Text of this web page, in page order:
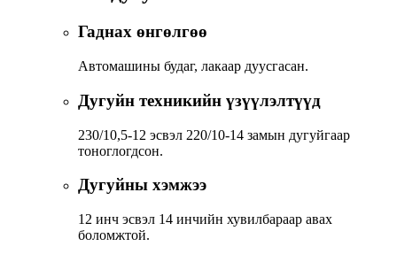
Гаднах өнгөлгөө
Автомашины будаг, лакаар дуусгасан.
Дугуйн техникийн үзүүлэлтүүд
230/10,5-12 эсвэл 220/10-14 замын дугуйгаар
тоноглогдсон.
Дугуйны хэмжээ
12 инч эсвэл 14 инчийн хувилбараар авах
боломжтой.